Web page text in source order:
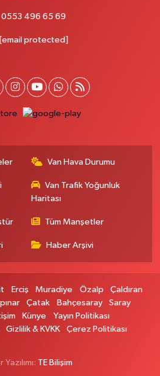
0553 496 65 69
[email protected]
Van Hava Durumu
Van Trafik Yoğunluk
Haritası
Tüm Manşetler
Haber Arşivi
Erciş Muradiye Özalp
Çaldıran
Çatak Bahçesaray
Saray
Künye
Yayın Politikası
Gizlilik & KVKK Çerez Politikası
TE Bilişim